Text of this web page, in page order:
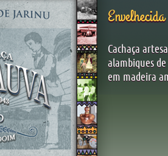
Cachaça
alambiques
em madeira